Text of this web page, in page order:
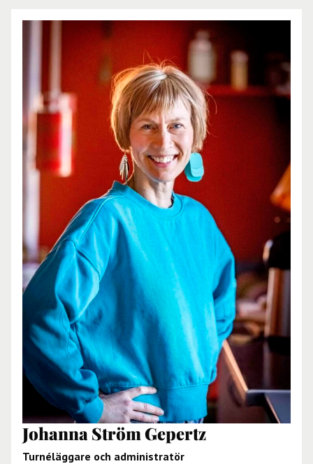
Johanna Ström Gepertz
Turnéläggare och administratör